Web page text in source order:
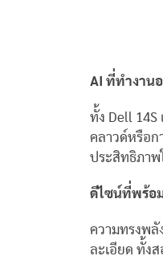
AI ที่ทำงาน
ทั้ง Dell 14S
คลาวด์หรือก
ประสิทธิภาพ
ดีไซน์ที่พร้อ
ความทรงพลั
ละเอียด ทั้ง